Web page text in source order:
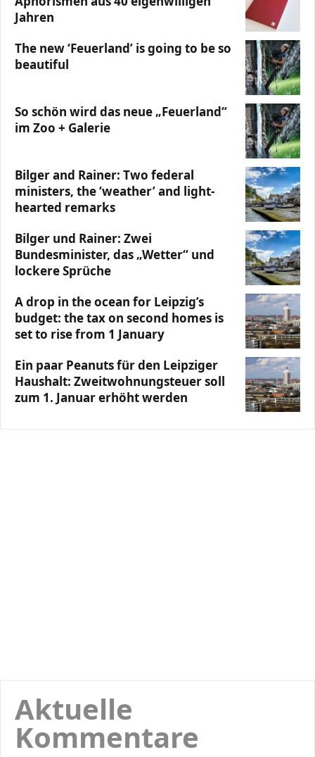
Jahren
The new ‘Feuerland’ is going to be so
beautiful
So schön wird das neue „Feuerland“
im Zoo + Galerie
Bilger and Rainer: Two federal
ministers, the ‘weather’ and light-
hearted remarks
Bilger und Rainer: Zwei
Bundesminister, das „Wetter“ und
lockere Sprüche
A drop in the ocean for Leipzig’s
budget: the tax on second homes is
set to rise from 1 January
Ein paar Peanuts für den Leipziger
Haushalt: Zweitwohnungsteuer soll
zum 1. Januar erhöht werden
Aktuelle
Kommentare